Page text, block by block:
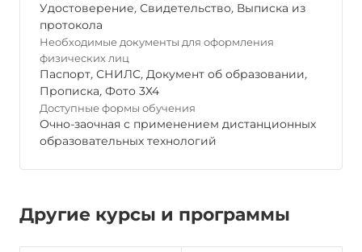
Удостоверение, Свидетельство, Выписка из
протокола
Необходимые документы для оформления
физических лиц
Паспорт, СНИЛС, Документ об образовании,
Прописка, Фото 3Х4
Доступные формы обучения
Очно-заочная с применением дистанционных
образовательных технологий
Другие курсы и программы